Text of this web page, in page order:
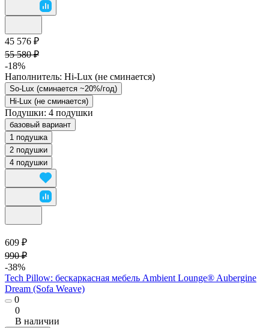
45 576 ₽
55 580 ₽
-18%
Наполнитель: Hi-Lux (не сминается)
So-Lux (cминается ~20%/год)
Hi-Lux (не сминается)
Подушки: 4 подушки
базовый вариант
1 подушка
2 подушки
4 подушки
609 ₽
990 ₽
-38%
Tech Pillow: бескаркасная мебель Ambient Lounge® Aubergine
Dream (Sofa Weave)
0
0
В наличии